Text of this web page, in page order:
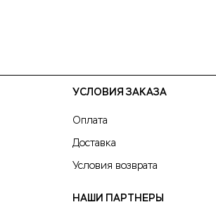
УСЛОВИЯ ЗАКАЗА
Оплата
Доставка
Условия возврата
НАШИ ПАРТНЕРЫ